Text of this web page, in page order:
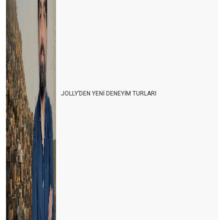
DİŞ TURİZMİ
Uçak bileti fiyatına balon turu
Akdeniz heykeli Antalya'ya gelmeli
Biz işgücü çağırmıştık insanlar geldi
GÜNDE 21 € YA 56 GÜN TATİL
JOLLY’DEN YENİ DENEYİM TURLARI